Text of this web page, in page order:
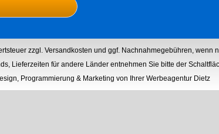
zzgl. Versandkosten und ggf. Nachnahmegebühren, wenn
Lieferzeiten für andere Länder entnehmen Sie bitte der
Programmierung & Marketing von Ihrer Werbeagentur Dietz